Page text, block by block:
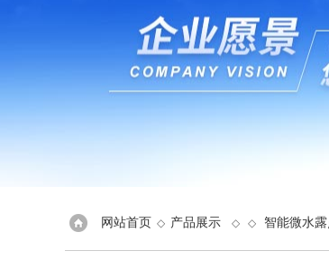
网站首页 ◇ 产品展示 ◇ ◇ 智能微水